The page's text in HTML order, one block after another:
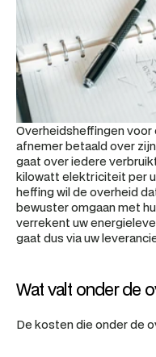
Overheidsheffingen
afnemer betaald over
gaat over iedere
kilowatt elektriciteit per
heffing wil de overheid
bewuster omgaan met
verrekent uw
gaat dus via uw
Wat valt onder de
De kosten die onder de